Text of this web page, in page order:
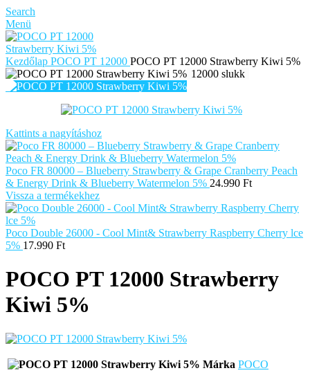
Search
Menü
Kezdőlap POCO PT 12000 POCO PT 12000 Strawberry Kiwi 5%
12000 slukk
Kattints a nagyításhoz
Poco FR 80000 – Blueberry Strawberry & Grape Cranberry Peach
& Energy Drink & Blueberry Watermelon 5% 24.990 Ft
Vissza a termékekhez
Poco Double 26000 - Cool Mint& Strawberry Raspberry Cherry lce
5% 17.990 Ft
POCO PT 12000 Strawberry
Kiwi 5%
Márka POCO